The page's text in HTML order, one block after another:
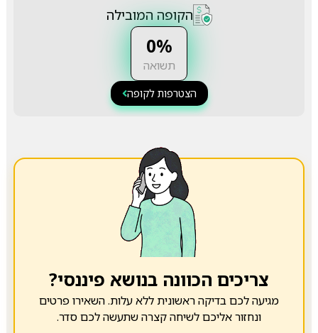
הקופה המובילה
0%
תשואה
הצטרפות לקופה
צריכים הכוונה בנושא פיננסי?
מגיעה לכם בדיקה ראשונית ללא עלות. השאירו פרטים
ונחזור אליכם לשיחה קצרה שתעשה לכם סדר.